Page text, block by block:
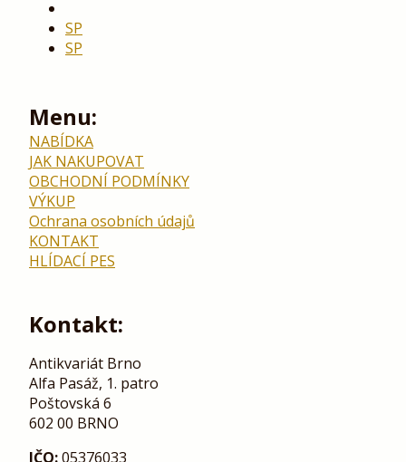
SP
SP
Menu:
NABÍDKA
JAK NAKUPOVAT
OBCHODNÍ PODMÍNKY
VÝKUP
Ochrana osobních údajů
KONTAKT
HLÍDACÍ PES
Kontakt:
Antikvariát Brno
Alfa Pasáž, 1. patro
Poštovská 6
602 00 BRNO
IČO:05376033